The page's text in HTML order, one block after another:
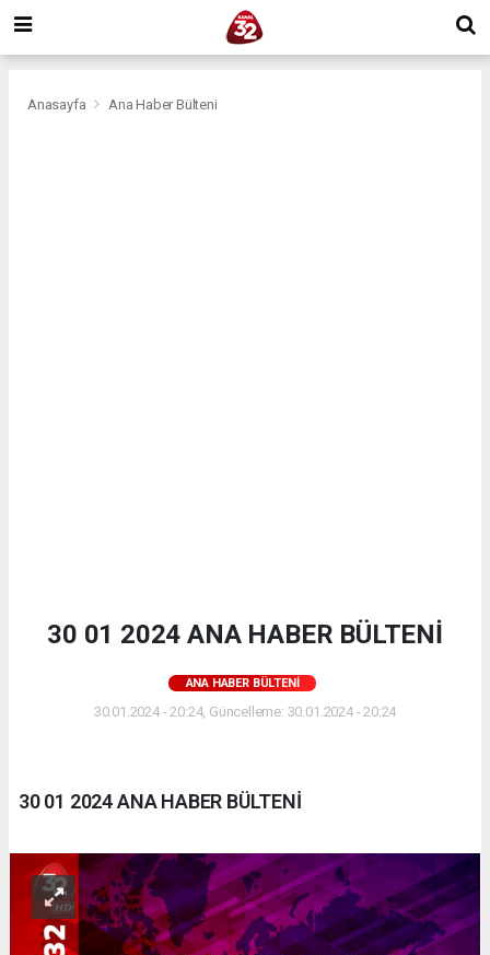
Anasayfa Ana Haber Bülteni
30 01 2024 ANA HABER BÜLTENİ
ANA HABER BÜLTENI
30.01.2024 - 20:24, Güncelleme: 30.01.2024 - 20:24
30 01 2024 ANA HABER BÜLTENİ